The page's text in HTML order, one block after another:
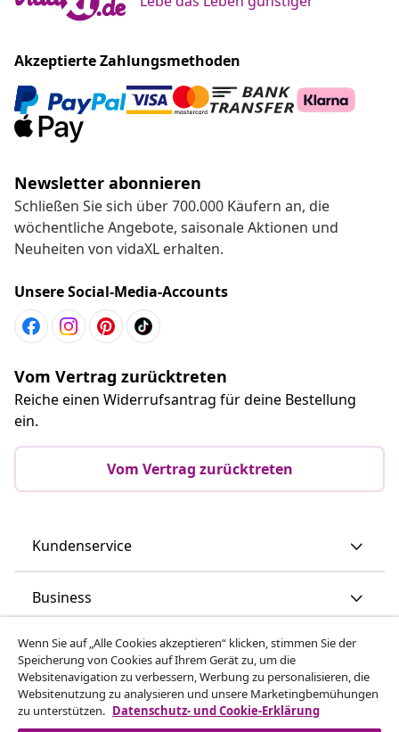
Akzeptierte Zahlungsmethoden
Newsletter abonnieren
Schließen Sie sich über 700.000 Käufern an, die
wöchentliche Angebote, saisonale Aktionen und
Neuheiten von vidaXL erhalten.
Unsere Social-Media-Accounts
Vom Vertrag zurücktreten
Reiche einen Widerrufsantrag für deine Bestellung
ein.
Vom Vertrag zurücktreten
Kundenservice
Business
vidaXL
Mehr entdecken
Wenn Sie auf „Alle Cookies akzeptieren“ klicken, stimmen Sie der
Speicherung von Cookies auf Ihrem Gerät zu, um die
Websitenavigation zu verbessern, Werbung zu personalisieren, die
Websitenutzung zu analysieren und unsere Marketingbemühungen
zu unterstützen. Datenschutz- und Cookie-Erklärung